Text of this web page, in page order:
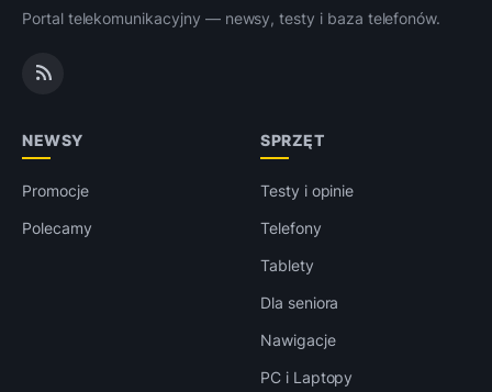
Portal telekomunikacyjny — newsy, testy i baza telefonów.
NEWSY
Promocje
Polecamy
SPRZĘT
Testy i opinie
Telefony
Tablety
Dla seniora
Nawigacje
PC i Laptopy